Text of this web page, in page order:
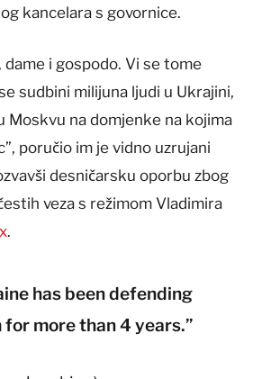
kancelara s govornice.
dame i gospodo. Vi se tome
sudbini milijuna ljudi u Ukrajini,
Moskvu na domjenke na kojima
poručio im je vidno uzrujani
desničarsku oporbu zbog
veza s režimom Vladimira
.
has been defending
more than 4 years.”